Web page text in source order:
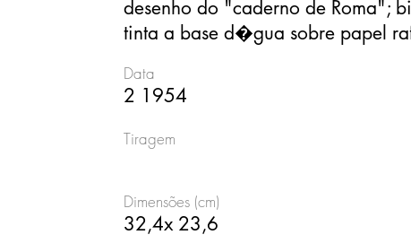
desenho do "caderno de Roma";
tinta a base d�gua sobre papel
Data
2 1954
Tiragem
Dimensões (cm)
32,4x 23,6